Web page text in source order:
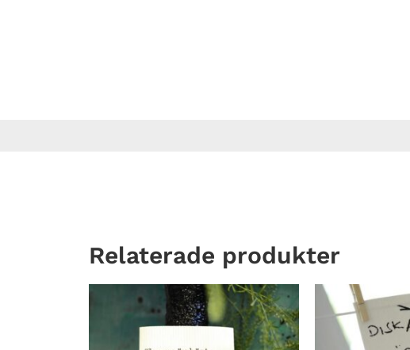
Relaterade produkter